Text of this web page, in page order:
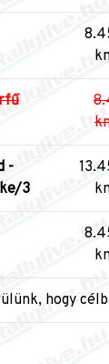
-
3
hogy